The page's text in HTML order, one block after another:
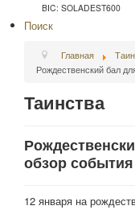
BIC: SOLADEST600
Поиск
Главная
Рождественский бал
Таинства
обзор
12 января на